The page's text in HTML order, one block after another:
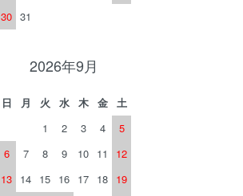
30 31
2026年9月
日 月 火 水 木 金
土
1
2 3 4
5
6
7 8 9 10 11
12
13 14 15 16 17 18 19